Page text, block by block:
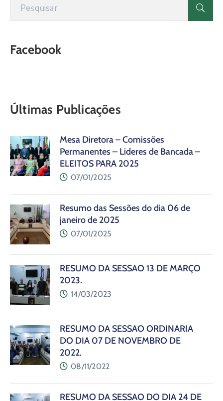
Facebook
Últimas Publicações
Mesa Diretora – Comissões
Permanentes – Lideres de Bancada –
ELEITOS PARA 2025
07/01/2025
Resumo das Sessões do dia 06 de
janeiro de 2025
07/01/2025
RESUMO DA SESSÃO 13 DE MARÇO
2023.
14/03/2023
RESUMO DA SESSÃO ORDINÁRIA
DO DIA 07 DE NOVEMBRO DE
2022.
08/11/2022
RESUMO DA SESSÃO DO DIA 24 DE